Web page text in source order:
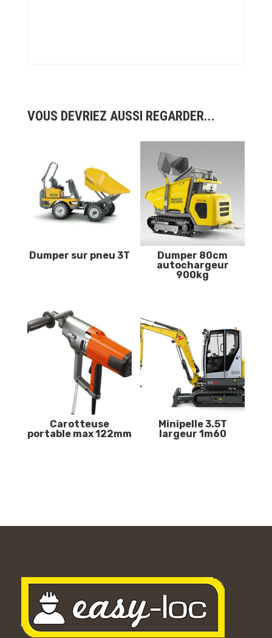
VOUS DEVRIEZ AUSSI REGARDER...
Dumper sur pneu 3T
Dumper 80cm
autochargeur
900kg
Carotteuse
portable max 122mm
Minipelle 3.5T
largeur 1m60